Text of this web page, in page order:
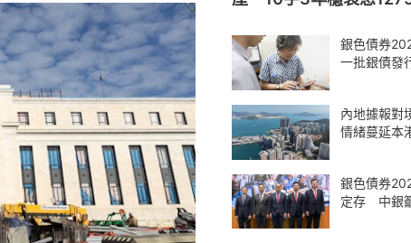
銀色債券
一批銀債發
內地據報
情緒蔓延本
銀色債券
定存 中銀